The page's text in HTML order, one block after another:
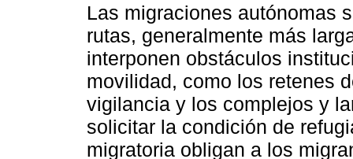
Las migraciones autónomas
rutas, generalmente más
interponen obstáculos
movilidad, como los retenes
vigilancia y los complejos y
solicitar la condición de
migratoria obligan a los